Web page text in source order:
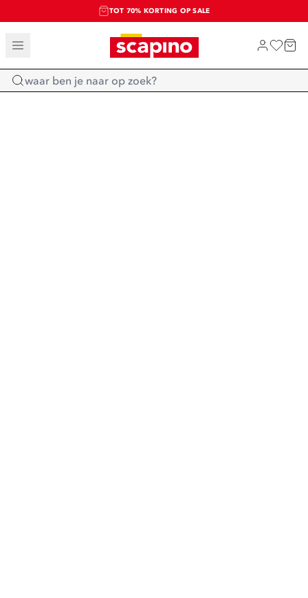
TOT 70% KORTING OP SALE
SALE: LAATSTE KANS!
SHOP NIEUW
Home